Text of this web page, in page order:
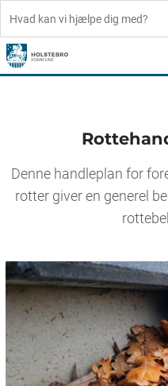
Denne handleplan for
rotter giver en generel